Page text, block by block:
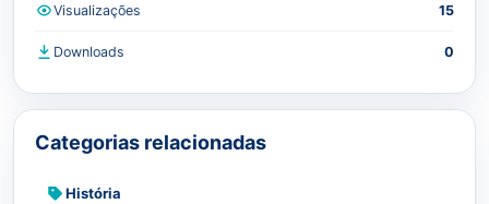
Visualizações 15
Downloads 0
Categorias relacionadas
História